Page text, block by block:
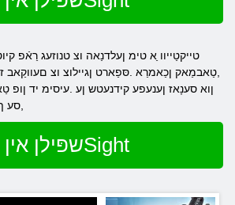
,טַאבמַאק ןכַאמרַא .סּפַארט ןגיילוצ וצ םעווקַאב
ןוא סענָאז ןענעפע קידנעטש ןע .עיסימ יד ןופ
,סע
שפּילן אין 4Sight